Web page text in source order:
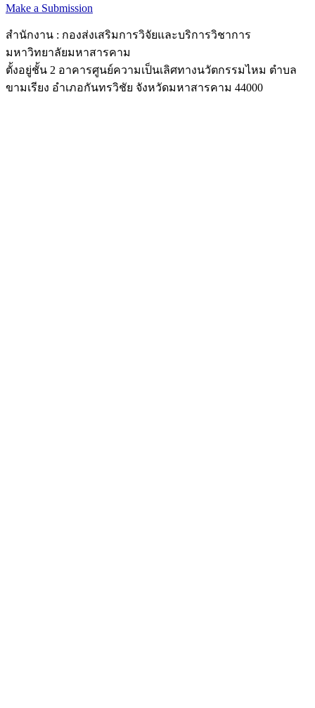
Make a Submission
สำนักงาน : กองส่งเสริมการวิจัยและบริการวิชาการ
มหาวิทยาลัยมหาสารคาม
ตั้งอยู่ชั้น 2 อาคารศูนย์ความเป็นเลิศทางนวัตกรรมไหม ตำบล
ขามเรียง อำเภอกันทรวิชัย จังหวัดมหาสารคาม 44000